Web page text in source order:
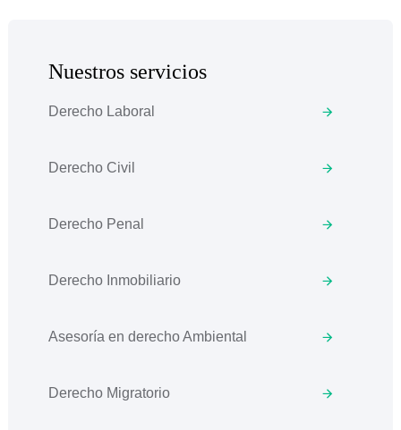
Nuestros servicios
Derecho Laboral
Derecho Civil
Derecho Penal
Derecho Inmobiliario
Asesoría en derecho Ambiental
Derecho Migratorio